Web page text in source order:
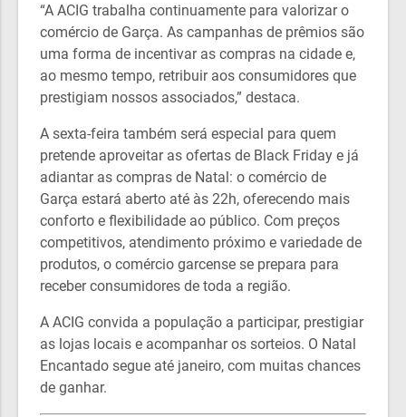
“A ACIG trabalha continuamente para valorizar o
comércio de Garça. As campanhas de prêmios são
uma forma de incentivar as compras na cidade e,
ao mesmo tempo, retribuir aos consumidores que
prestigiam nossos associados,” destaca.
A sexta-feira também será especial para quem
pretende aproveitar as ofertas de Black Friday e já
adiantar as compras de Natal: o comércio de
Garça estará aberto até às 22h, oferecendo mais
conforto e flexibilidade ao público. Com preços
competitivos, atendimento próximo e variedade de
produtos, o comércio garcense se prepara para
receber consumidores de toda a região.
A ACIG convida a população a participar, prestigiar
as lojas locais e acompanhar os sorteios. O Natal
Encantado segue até janeiro, com muitas chances
de ganhar.